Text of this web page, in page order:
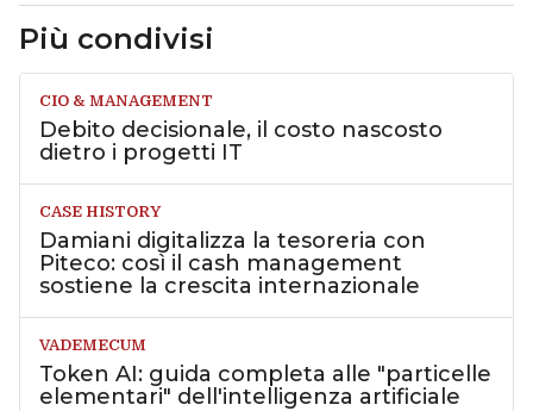
Più condivisi
CIO & MANAGEMENT
Debito decisionale, il costo nascosto
dietro i progetti IT
CASE HISTORY
Damiani digitalizza la tesoreria con
Piteco: così il cash management
sostiene la crescita internazionale
VADEMECUM
Token AI: guida completa alle "particelle
elementari" dell'intelligenza artificiale